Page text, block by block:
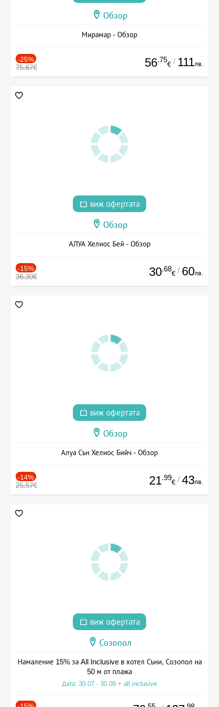
Обзор
Мирамар - Обзор
-25%
75.67€ 56.75
€ / 111лв.
виж офертата
Обзор
АЛУА Хелиос Бей - Обзор
-15%
36.30€ 30.68
€ / 60лв.
виж офертата
Обзор
Алуа Сън Хелиос Бийч - Обзор
-14%
25.57€ 21.99
€ / 43лв.
виж офертата
Созопол
Намаление 15% за All Inclusive в хотел Съни, Созопол на
50 м от плажа
Дата: 30.07 - 30.09 + all inclusive